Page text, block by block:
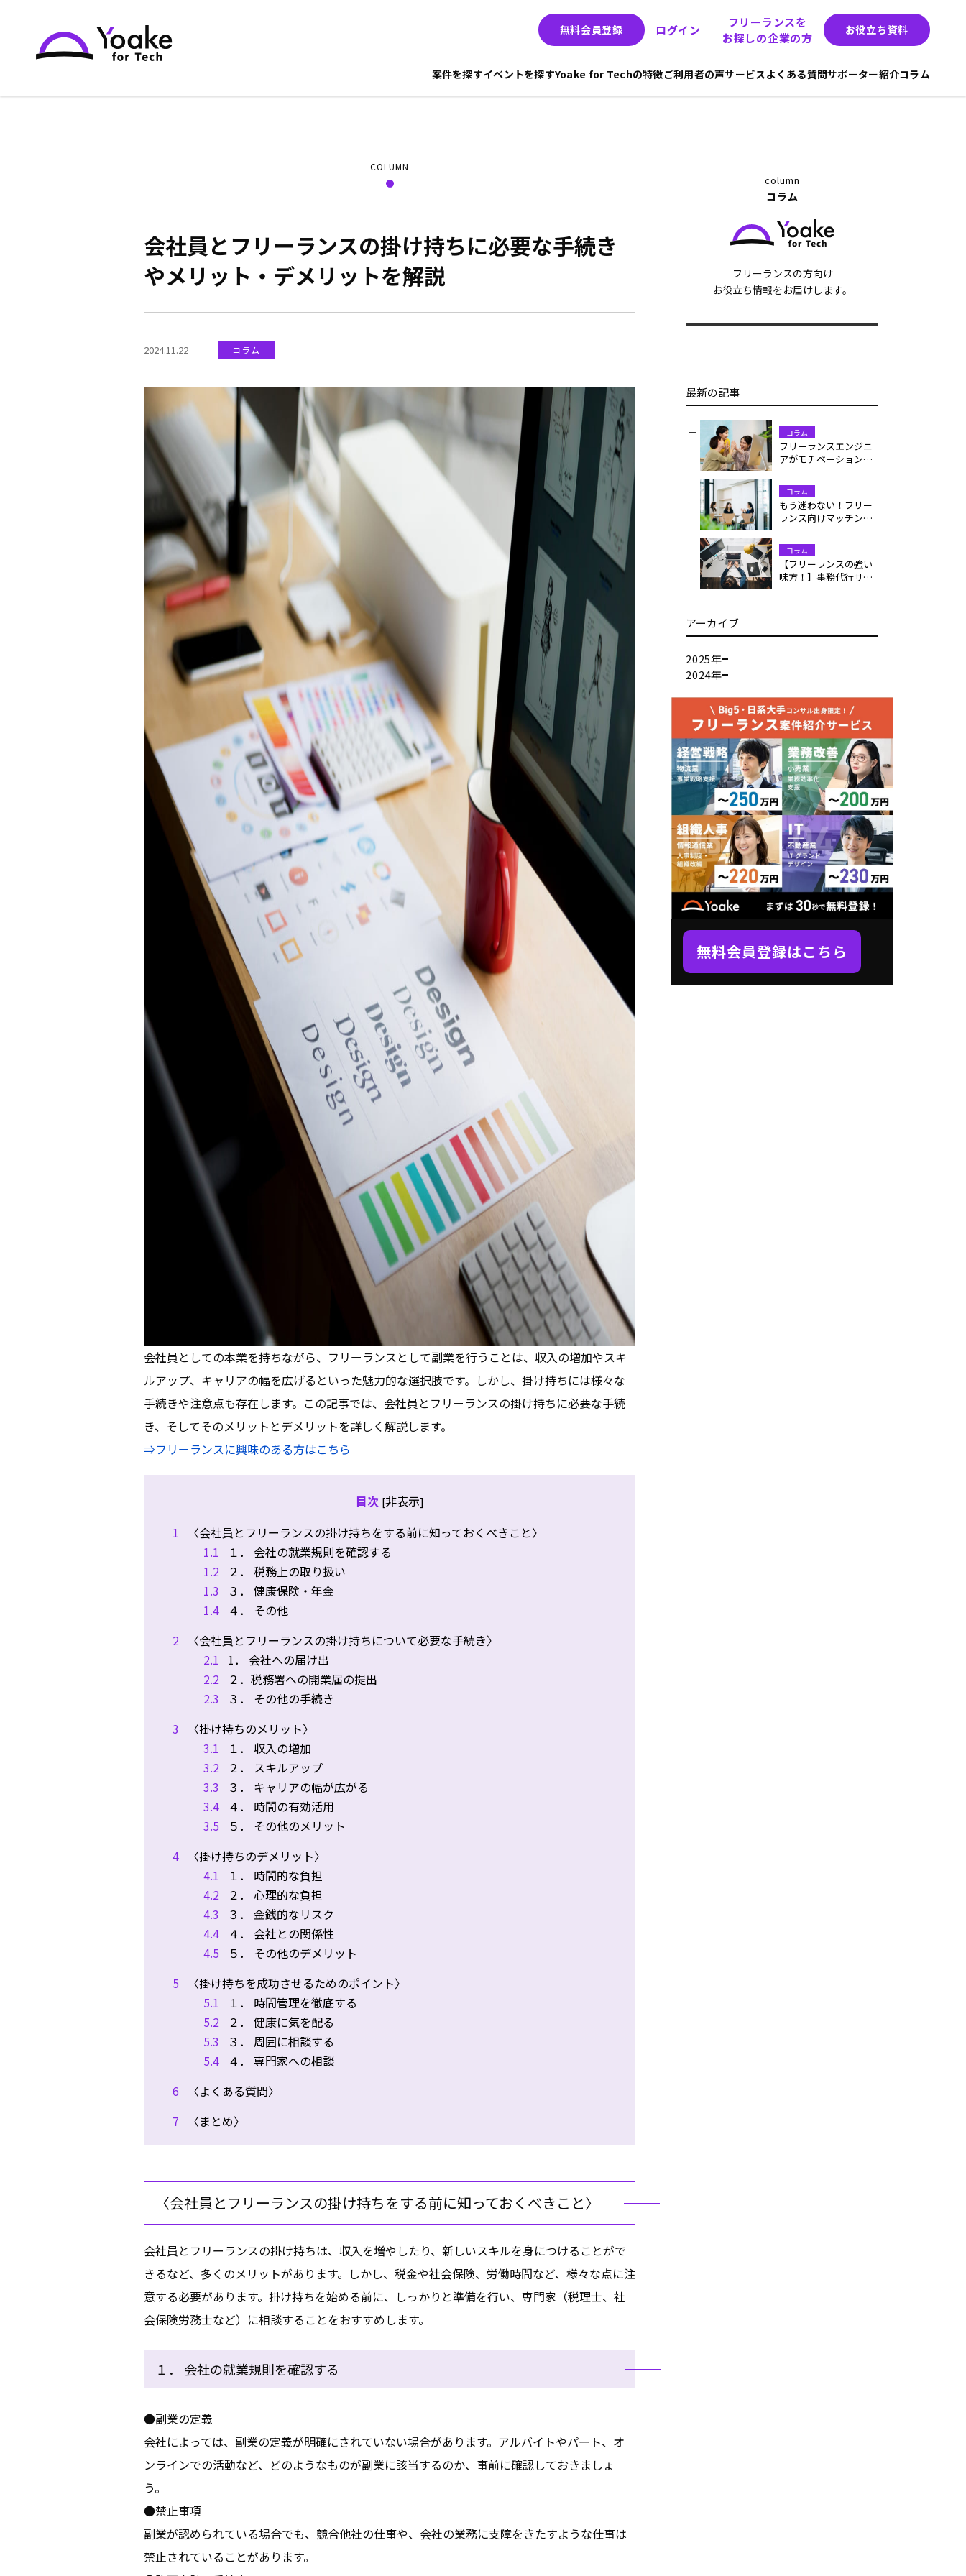
無料会員登録 ログイン
フリーランスを
お探しの企業の方
お役立ち資料
案件を探すイベントを探すYoake for Techの特徴ご利用者の声サービスよくある質問サポーター紹介コラム
会社員とフリーランスの掛け持ちに必要な手続き
やメリット・デメリットを解説
COLUMN
2024.11.22 コラム
会社員としての本業を持ちながら、フリーランスとして副業を行うことは、収入の増加やスキ
ルアップ、キャリアの幅を広げるといった魅力的な選択肢です。しかし、掛け持ちには様々な
手続きや注意点も存在します。この記事では、会社員とフリーランスの掛け持ちに必要な手続
き、そしてそのメリットとデメリットを詳しく解説します。
⇒フリーランスに興味のある方はこちら
目次 [非表示]
1
〈会社員とフリーランスの掛け持ちをする前に知っておくべきこと〉
1.1
１． 会社の就業規則を確認する
1.2
２． 税務上の取り扱い
1.3
３． 健康保険・年金
1.4
４． その他
2
〈会社員とフリーランスの掛け持ちについて必要な手続き〉
2.1
1． 会社への届け出
2.2
２．税務署への開業届の提出
2.3
３． その他の手続き
3
〈掛け持ちのメリット〉
3.1
１． 収入の増加
3.2
２． スキルアップ
3.3
３． キャリアの幅が広がる
3.4
４． 時間の有効活用
3.5
５． その他のメリット
4
〈掛け持ちのデメリット〉
4.1
１． 時間的な負担
4.2
２． 心理的な負担
4.3
３． 金銭的なリスク
4.4
４． 会社との関係性
4.5
５． その他のデメリット
5
〈掛け持ちを成功させるためのポイント〉
5.1
１． 時間管理を徹底する
5.2
２． 健康に気を配る
5.3
３． 周囲に相談する
5.4
４． 専門家への相談
6
〈よくある質問〉
7
〈まとめ〉
〈会社員とフリーランスの掛け持ちをする前に知っておくべきこと〉
会社員とフリーランスの掛け持ちは、収入を増やしたり、新しいスキルを身につけることがで
きるなど、多くのメリットがあります。しかし、税金や社会保険、労働時間など、様々な点に注
意する必要があります。掛け持ちを始める前に、しっかりと準備を行い、専門家（税理士、社
会保険労務士など）に相談することをおすすめします。
１． 会社の就業規則を確認する
●副業の定義
会社によっては、副業の定義が明確にされていない場合があります。アルバイトやパート、オ
ンラインでの活動など、どのようなものが副業に該当するのか、事前に確認しておきましょ
う。
●禁止事項
副業が認められている場合でも、競合他社の仕事や、会社の業務に支障をきたすような仕事は
禁止されていることがあります。
column
コラム
フリーランスの方向け
お役立ち情報をお届けします。
最新の記事
コラム
フリーランスエンジニ
アがモチベーションを
ちのリアルな工夫と習
慣コラム
もう迷わない！フリー
ランス向けマッチング
録・案件獲得・活用法
コラム
【フリーランスの強い
味方！】事務代行サー
アーカイブ
2025年
2024年
無料会員登録はこちら